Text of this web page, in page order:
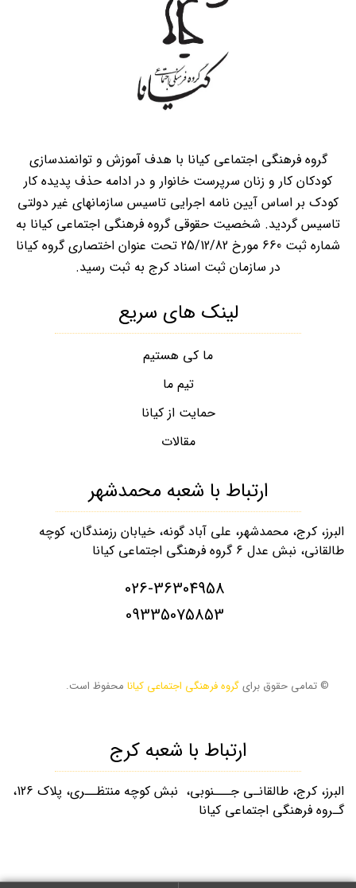
گروه فرهنگی اجتماعی کیانا با هدف آموزش و توانمندسازی
کودکان کار و زنان سرپرست خانوار و در ادامه حذف پدیده کار
کودک بر اساس آیین نامه اجرایی تاسیس سازمانهای غیر دولتی
تاسیس گردید. شخصیت حقوقی گروه فرهنگی اجتماعی کیانا به
شماره ثبت 660 مورخ 25/12/82 تحت عنوان اختصاری گروه کیانا
در سازمان ثبت اسناد کرج به ثبت رسید.
لینک های سریع
ما کی هستیم
تیم ما
حمایت از کیانا
مقالات
ارتباط با شعبه محمدشهر
البرز، کرج، محمدشهر، علی آباد گونه، خیابان رزمندگان، کوچه
طالقانی، نبش عدل ۶ گروه فرهنگی اجتماعی کیانا
026-36304958
09335075853
© تمامی حقوق برایگروه فرهنگی اجتماعی کیانا محفوظ است.
ارتباط با شعبه کرج
البرز، کرج، طالقانـی جـــنوبی، نبش کوچه منتظــری، پلاک 126،
گـروه فرهنگی اجتماعی کیانا